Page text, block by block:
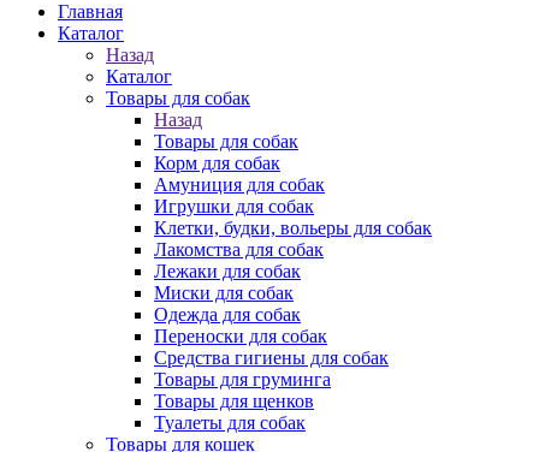
Главная
Каталог
Назад
Каталог
Товары для собак
Назад
Товары для собак
Корм для собак
Амуниция для собак
Игрушки для собак
Клетки, будки, вольеры для собак
Лакомства для собак
Лежаки для собак
Миски для собак
Одежда для собак
Переноски для собак
Средства гигиены для собак
Товары для груминга
Товары для щенков
Туалеты для собак
Товары для кошек